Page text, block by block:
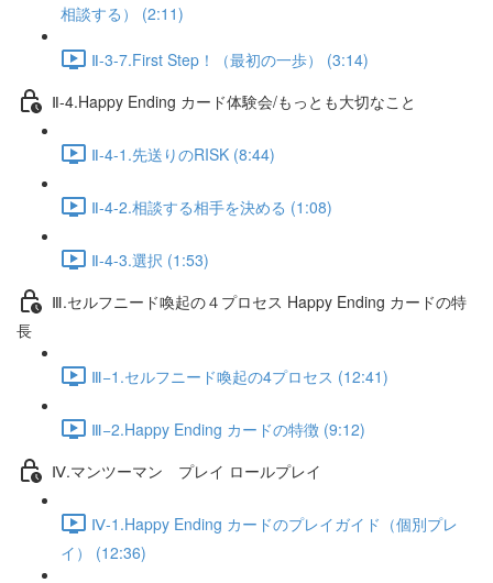
相談する） (2:11)
Ⅱ-3-7.First Step！（最初の一歩） (3:14)
Ⅱ-4.Happy Ending カード体験会/もっとも大切なこと
Ⅱ-4-1.先送りのRISK (8:44)
Ⅱ-4-2.相談する相手を決める (1:08)
Ⅱ-4-3.選択 (1:53)
Ⅲ.セルフニード喚起の４プロセス Happy Ending カードの特
長
Ⅲ−1.セルフニード喚起の4プロセス (12:41)
Ⅲ−2.Happy Ending カードの特徴 (9:12)
Ⅳ.マンツーマン プレイ ロールプレイ
Ⅳ-1.Happy Ending カードのプレイガイド（個別プレ
イ） (12:36)